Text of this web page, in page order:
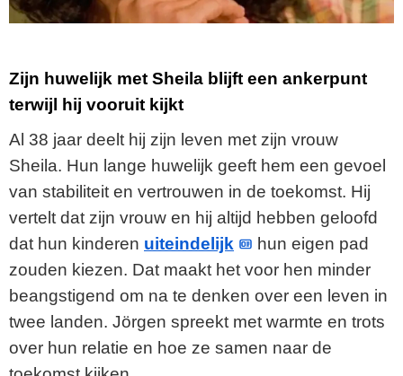
Zijn huwelijk met Sheila blijft een ankerpunt
terwijl hij vooruit kijkt
Al 38 jaar deelt hij zijn leven met zijn vrouw
Sheila. Hun lange huwelijk geeft hem een gevoel
van stabiliteit en vertrouwen in de toekomst. Hij
vertelt dat zijn vrouw en hij altijd hebben geloofd
dat hun kinderen uiteindelijk
hun eigen pad
zouden kiezen. Dat maakt het voor hen minder
beangstigend om na te denken over een leven in
twee landen. Jörgen spreekt met warmte en trots
over hun relatie en hoe ze samen naar de